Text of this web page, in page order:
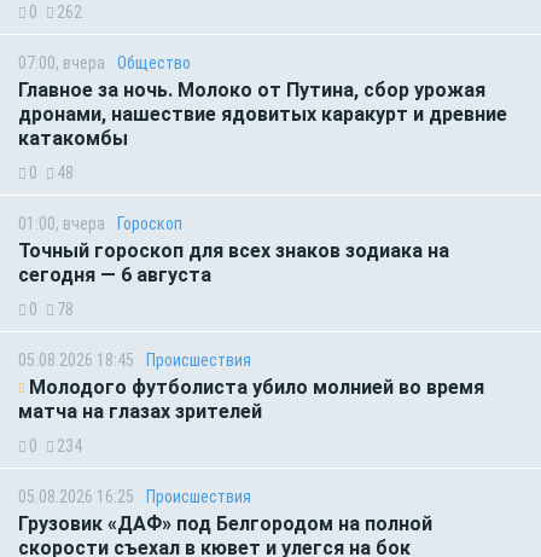
0 262
07:00, вчера Общество
Главное за ночь. Молоко от Путина, сбор урожая
дронами, нашествие ядовитых каракурт и древние
катакомбы
0 48
01:00, вчера Гороскоп
Точный гороскоп для всех знаков зодиака на
сегодня — 6 августа
0 78
05.08.2026 18:45 Происшествия
Молодого футболиста убило молнией во время
матча на глазах зрителей
0 234
05.08.2026 16:25 Происшествия
Грузовик «ДАФ» под Белгородом на полной
скорости съехал в кювет и улегся на бок